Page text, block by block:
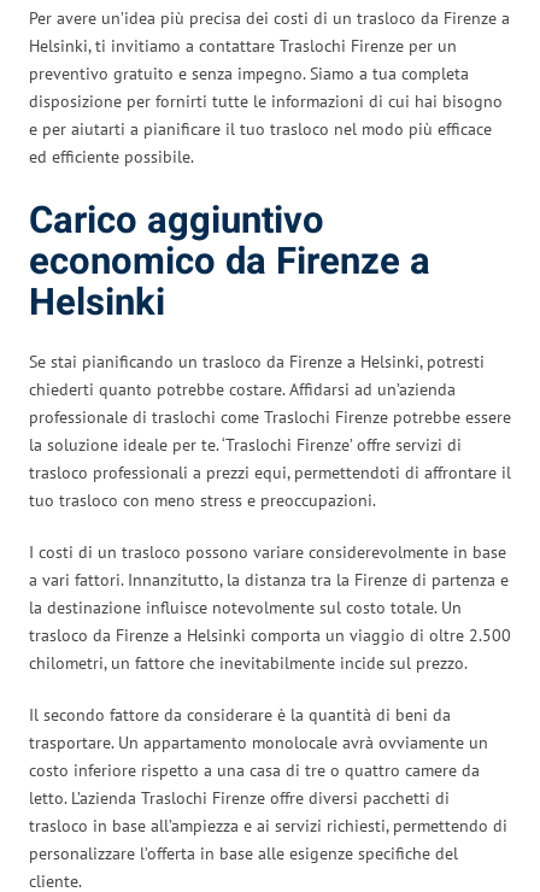
Per avere un’idea più precisa dei costi di un trasloco da Firenze a
Helsinki, ti invitiamo a contattare Traslochi Firenze per un
preventivo gratuito e senza impegno. Siamo a tua completa
disposizione per fornirti tutte le informazioni di cui hai bisogno
e per aiutarti a pianificare il tuo trasloco nel modo più efficace
ed efficiente possibile.
Carico aggiuntivo
economico da Firenze a
Helsinki
Se stai pianificando un trasloco da Firenze a Helsinki, potresti
chiederti quanto potrebbe costare. Affidarsi ad un’azienda
professionale di traslochi come Traslochi Firenze potrebbe essere
la soluzione ideale per te. ‘Traslochi Firenze’ offre servizi di
trasloco professionali a prezzi equi, permettendoti di affrontare il
tuo trasloco con meno stress e preoccupazioni.
I costi di un trasloco possono variare considerevolmente in base
a vari fattori. Innanzitutto, la distanza tra la Firenze di partenza e
la destinazione influisce notevolmente sul costo totale. Un
trasloco da Firenze a Helsinki comporta un viaggio di oltre 2.500
chilometri, un fattore che inevitabilmente incide sul prezzo.
Il secondo fattore da considerare è la quantità di beni da
trasportare. Un appartamento monolocale avrà ovviamente un
costo inferiore rispetto a una casa di tre o quattro camere da
letto. L’azienda Traslochi Firenze offre diversi pacchetti di
trasloco in base all’ampiezza e ai servizi richiesti, permettendo di
personalizzare l’offerta in base alle esigenze specifiche del
cliente.